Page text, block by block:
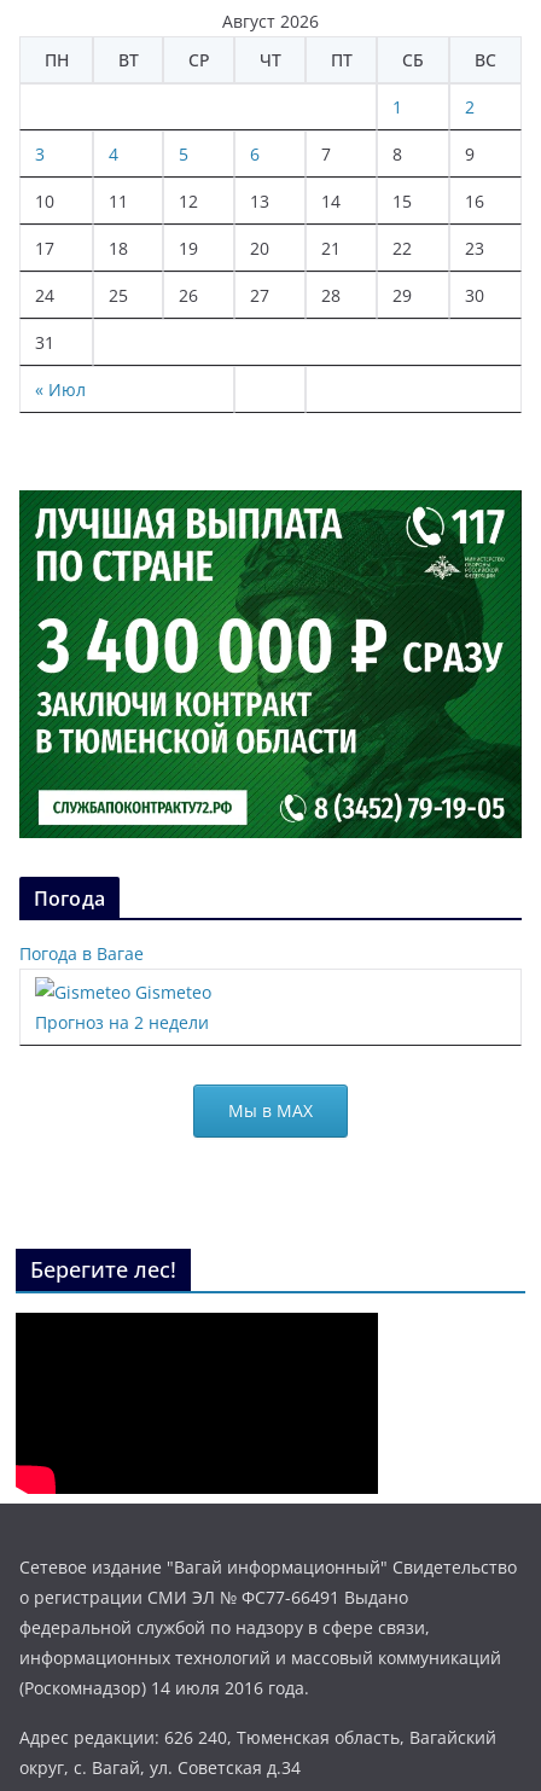
Август 2026
ПН
ВТ СР ЧТ ПТ СБ ВС
« Июл
1 2
3 4 5 6 7 8 9
10 11 12 13 14 15 16
17 18 19 20 21 22 23
24 25 26 27 28 29 30
31
Погода
Погода в Вагае
Gismeteo
Прогноз на 2 недели
Мы в МАХ
Берегите лес!
Сетевое издание "Вагай информационный" Свидетельство
о регистрации СМИ ЭЛ № ФС77-66491 Выдано
федеральной службой по надзору в сфере связи,
информационных технологий и массовый коммуникаций
(Роскомнадзор) 14 июля 2016 года.
Адрес редакции: 626 240, Тюменская область, Вагайский
округ, с. Вагай, ул. Советская д.34